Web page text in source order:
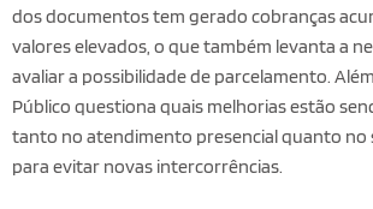
dos documentos tem gerado cobranças
valores elevados, o que também levanta a
avaliar a possibilidade de parcelamento.
Público questiona quais melhorias estão
tanto no atendimento presencial quanto no
para evitar novas intercorrências.